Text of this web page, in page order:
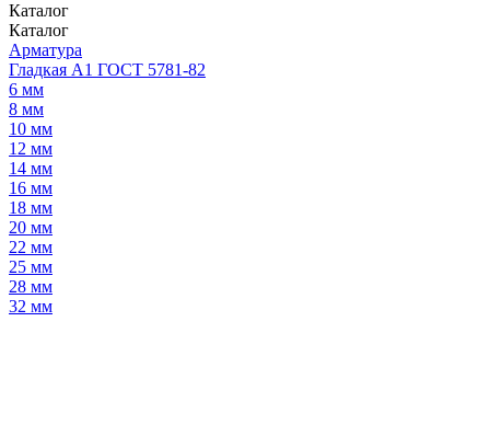
Каталог
Каталог
Арматура
Гладкая А1 ГОСТ 5781-82
6 мм
8 мм
10 мм
12 мм
14 мм
16 мм
18 мм
20 мм
22 мм
25 мм
28 мм
32 мм